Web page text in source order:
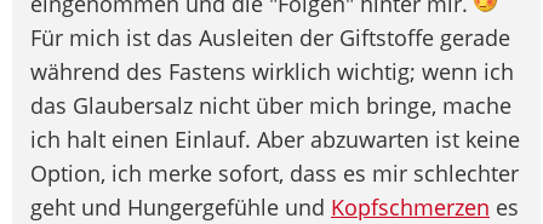
Für mich ist das Ausleiten der Giftstoffe gerade
während des Fastens wirklich wichtig; wenn ich
das Glaubersalz nicht über mich bringe, mache
ich halt einen Einlauf. Aber abzuwarten ist keine
Option, ich merke sofort, dass es mir schlechter
geht und Hungergefühle und Kopfschmerzen es